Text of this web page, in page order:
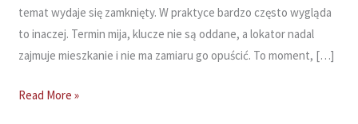
temat wydaje się zamknięty. W praktyce bardzo często wygląda
to inaczej. Termin mija, klucze nie są oddane, a lokator nadal
zajmuje mieszkanie i nie ma zamiaru go opuścić. To moment, […]
Jak
Read More »